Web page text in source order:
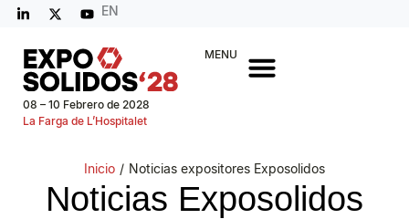
EN
08 – 10 Febrero de 2028
La Farga de L’Hospitalet
MENU
Inicio / Noticias expositores Exposolidos
Noticias Exposolidos